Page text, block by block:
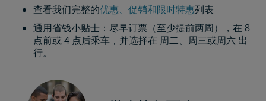
查看我们完整的优惠、促销和限时特惠列表
通用省钱小贴士：尽早订票（至少提前两周），在 8
点前或 4 点后乘车，并选择在 周二、周三或周六 出
行。